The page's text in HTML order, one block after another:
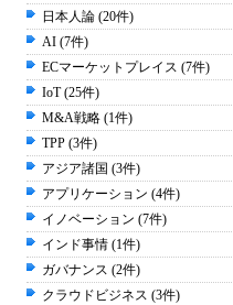
日本人論 (20件)
AI (7件)
ECマーケットプレイス (7件)
IoT (25件)
M&A戦略 (1件)
TPP (3件)
アジア諸国 (3件)
アプリケーション (4件)
イノベーション (7件)
インド事情 (1件)
ガバナンス (2件)
クラウドビジネス (3件)